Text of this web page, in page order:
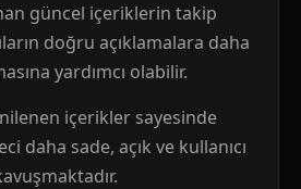
güncel içeriklerin takip
doğru açıklamalara daha
yardımcı olabilir.
içerikler sayesinde
daha sade, açık ve kullanıcı